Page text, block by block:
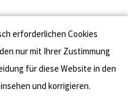
erforderlichen Cookies
nur mit Ihrer Zustimmung
für diese Website in den
und korrigieren.